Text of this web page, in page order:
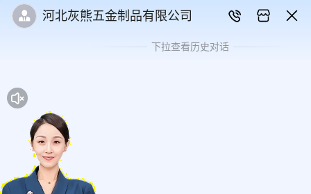
河北灰熊五金制品有限公司
下拉查看历史对话